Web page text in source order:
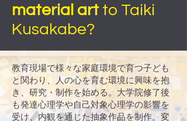
material artto Taiki
Kusakabe?
教育現場で様々な家庭環境で育つ子ども
と関わり、人の心を育む環境に興味を抱
き、研究・制作を始める。大学院修了後
も発達心理学や自己対象心理学の影響を
受け、内観を通じた抽象作品を制作。変